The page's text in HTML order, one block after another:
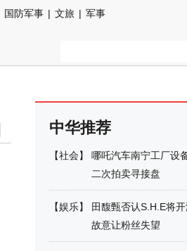
国防军事 | 文旅 | 军事
中华推荐
【社会】
哪吒汽车南宁工厂设
二次拍卖寻接盘
【娱乐】
田馥甄否认S.H.E将
故意让粉丝失望